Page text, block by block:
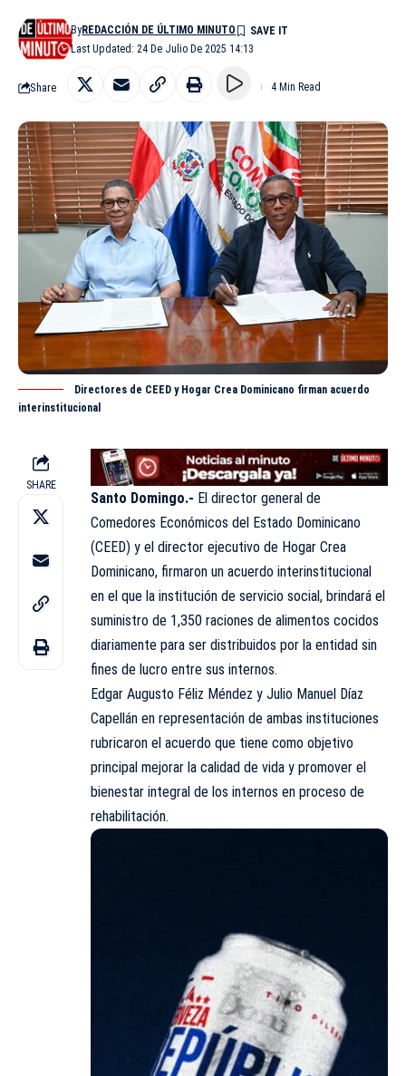
Last Updated: 24 De Julio De 2025 14:13
ByREDACCIÓN DE ÚLTIMO MINUTO
Share 4 Min Read
Directores de CEED y Hogar Crea Dominicano firman acuerdo
interinstitucional
SHARE
Santo Domingo.- El director general de
Comedores Económicos del Estado Dominicano
(CEED) y el director ejecutivo de Hogar Crea
Dominicano, firmaron un acuerdo interinstitucional
en el que la institución de servicio social, brindará el
suministro de 1,350 raciones de alimentos cocidos
diariamente para ser distribuidos por la entidad sin
fines de lucro entre sus internos.
Edgar Augusto Féliz Méndez y Julio Manuel Díaz
Capellán en representación de ambas instituciones
rubricaron el acuerdo que tiene como objetivo
principal mejorar la calidad de vida y promover el
bienestar integral de los internos en proceso de
rehabilitación.